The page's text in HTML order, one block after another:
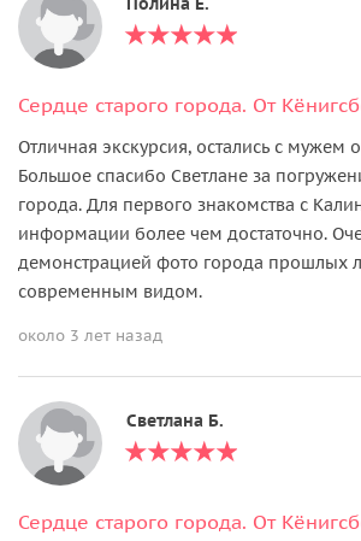
Отличная экскурсия, остались с мужем
Большое спасибо Светлане за
города. Для первого знакомства с
информации более чем достаточно.
демонстрацией фото города прошлых
современным видом.
около 3 лет назад
Светлана Б.